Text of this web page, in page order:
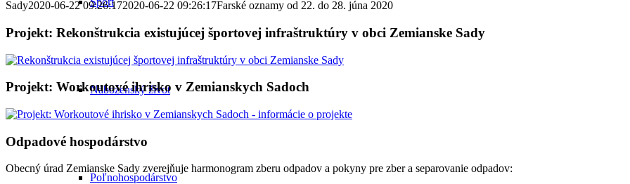
Náboženský život
Poľnohospodárstvo
Sady2020-06-22 09:26:172020-06-22 09:26:17Farské oznamy od 22. do 28. júna 2020
Projekt: Rekonštrukcia existujúcej športovej infraštruktúry v obci Zemianske Sady
Projekt: Workoutové ihrisko v Zemianskych Sadoch
Odpadové hospodárstvo
Obecný úrad Zemianske Sady zverejňuje harmonogram zberu odpadov a pokyny pre zber a separovanie odpadov: